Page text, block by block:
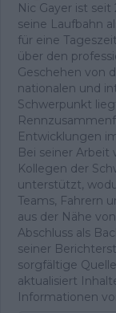
Nic Gayer ist
seine Laufbahn
für eine
über den
Geschehen von
nationalen und
Schwerpunkt
Entwicklungen
Bei seiner Arbeit
Kollegen der
unterstützt,
Teams, Fahrern
aus der Nähe
Abschluss als
seiner
sorgfältige
aktualisiert
Informationen